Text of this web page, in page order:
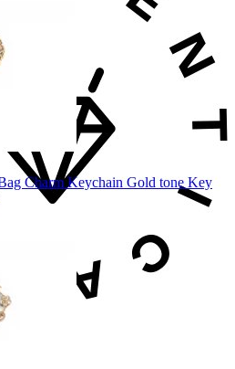
Charm Keychain Gold tone Key